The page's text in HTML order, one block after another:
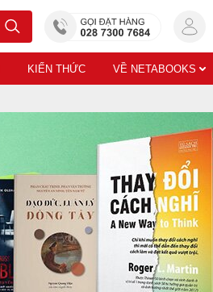
KIẾN THỨC VỀ NETABOOKS